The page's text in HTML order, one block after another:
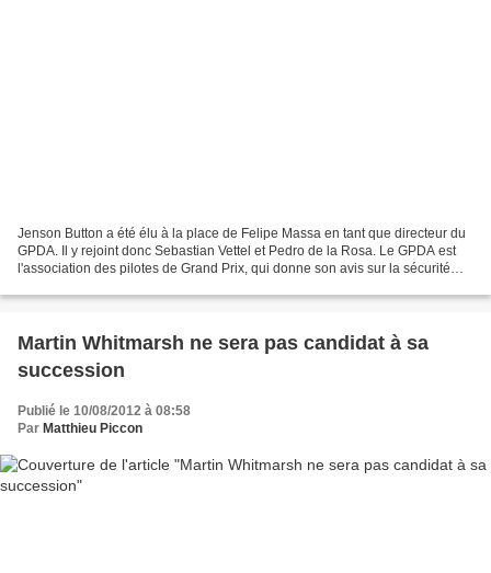
Jenson Button a été élu à la place de Felipe Massa en tant que directeur du
GPDA. Il y rejoint donc Sebastian Vettel et Pedro de la Rosa. Le GPDA est
l'association des pilotes de Grand Prix, qui donne son avis sur la sécurité
Martin Whitmarsh ne sera pas candidat à sa
succession
Publié le 10/08/2012 à 08:58
Par Matthieu Piccon